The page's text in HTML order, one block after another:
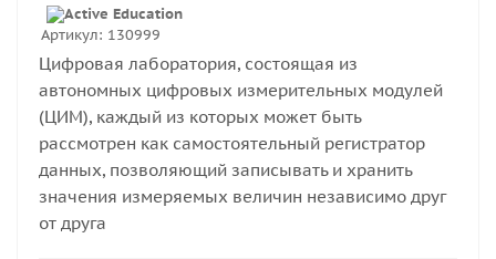
Артикул: 130999
Цифровая лаборатория, состоящая из
автономных цифровых измерительных модулей
(ЦИМ), каждый из которых может быть
рассмотрен как самостоятельный регистратор
данных, позволяющий записывать и хранить
значения измеряемых величин независимо друг
от друга